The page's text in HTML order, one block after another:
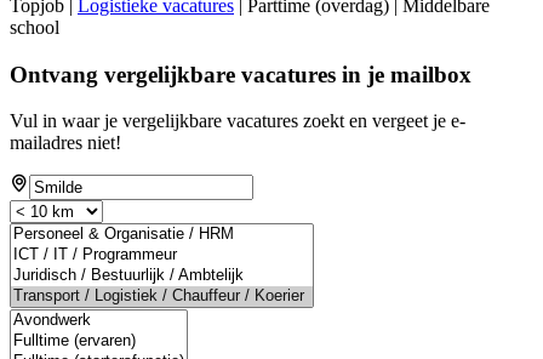
Topjob | Logistieke vacatures | Parttime (overdag) | Middelbare
school
Ontvang vergelijkbare vacatures in je mailbox
Vul in waar je vergelijkbare vacatures zoekt en vergeet je e-
mailadres niet!